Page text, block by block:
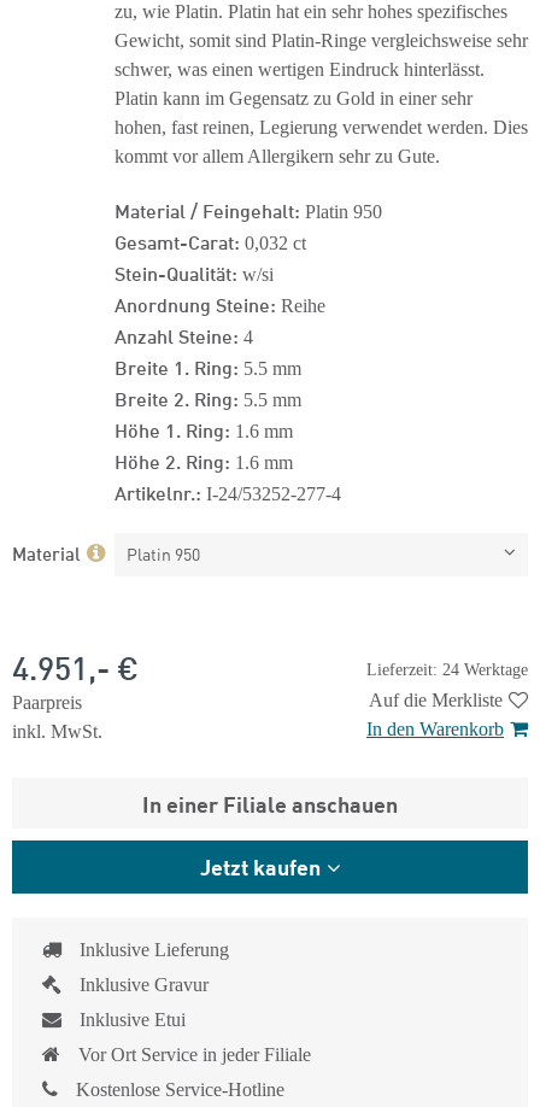
zu, wie Platin. Platin hat ein sehr hohes spezifisches
Gewicht, somit sind Platin-Ringe vergleichsweise sehr
schwer, was einen wertigen Eindruck hinterlässt.
Platin kann im Gegensatz zu Gold in einer sehr
hohen, fast reinen, Legierung verwendet werden. Dies
kommt vor allem Allergikern sehr zu Gute.
Material / Feingehalt: Platin 950
Gesamt-Carat: 0,032 ct
Stein-Qualität: w/si
Anordnung Steine: Reihe
Anzahl Steine: 4
Breite 1. Ring: 5.5 mm
Breite 2. Ring: 5.5 mm
Höhe 1. Ring: 1.6 mm
Höhe 2. Ring: 1.6 mm
Artikelnr.: I-24/53252-277-4
Material Platin 950
Lieferzeit: 24 Werktage
4.951,- €
Paarpreis
inkl. MwSt.
Auf die Merkliste
In den Warenkorb
In einer Filiale anschauen
Jetzt kaufen
Inklusive Lieferung
Inklusive Gravur
Inklusive Etui
Vor Ort Service in jeder Filiale
Kostenlose Service-Hotline